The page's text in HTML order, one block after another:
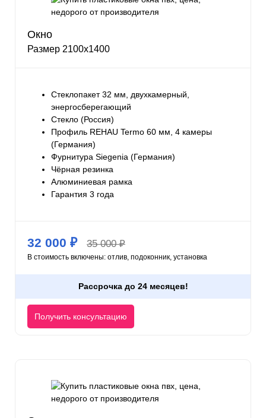
Окно
Размер 2100х1400
Стеклопакет 32 мм, двухкамерный,
энергосберегающий
Стекло (Россия)
Профиль REHAU Termo 60 мм, 4 камеры
(Германия)
Фурнитура Siegenia (Германия)
Чёрная резинка
Алюминиевая рамка
Гарантия 3 года
32 000 ₽ 35 000 ₽
В стоимость включены: отлив, подоконник, установка
Рассрочка до 24 месяцев!
Получить консультацию